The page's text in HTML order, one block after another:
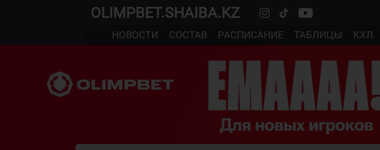
OLIMPBET.SHAIBA.KZ
НОВОСТИ
СОСТАВ РАСПИСАНИЕ ТАБЛИЦЫ КХЛ